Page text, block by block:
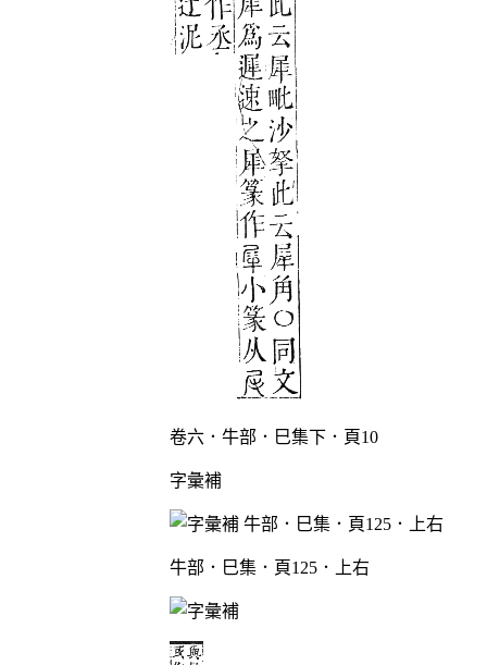
卷六．牛部．巳集下．頁10
字彙補
牛部．巳集．頁125．上右